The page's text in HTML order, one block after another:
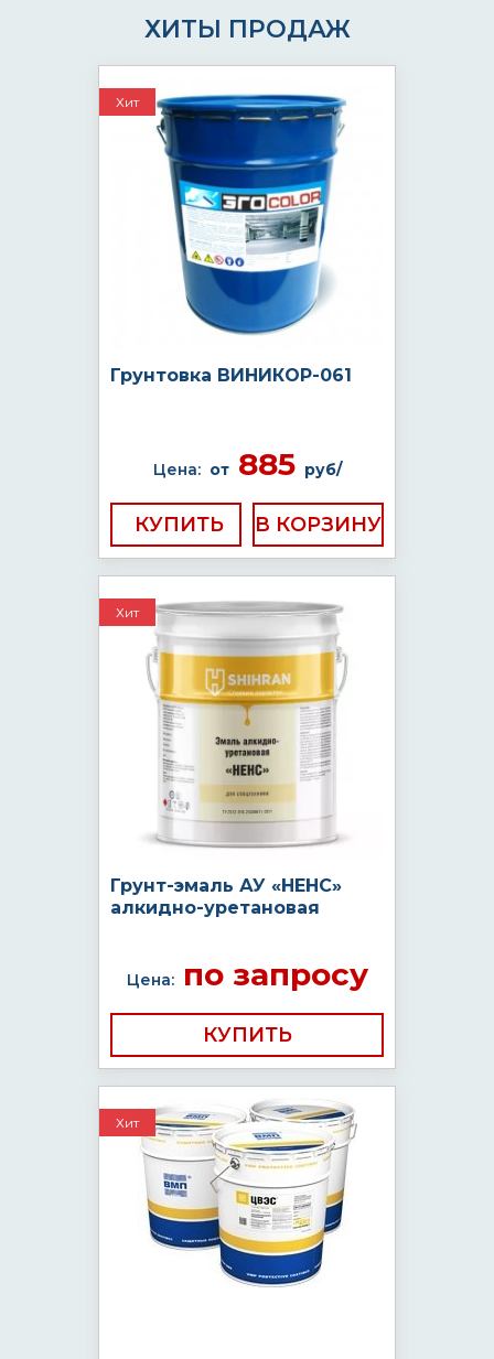
ХИТЫ ПРОДАЖ
Хит
Грунтовка ВИНИКОР-061
Цена: от885 руб/
КУПИТЬ
Хит
Грунт-эмаль АУ «НЕНС»
алкидно-уретановая
Цена:по запросу
КУПИТЬ
Хит